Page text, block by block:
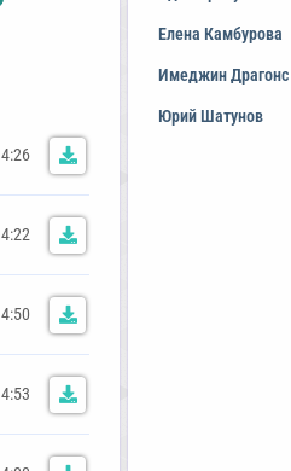
4:26
4:22
4:50
4:53
Елена Камбурова
Имеджин Драгонс
Юрий Шатунов